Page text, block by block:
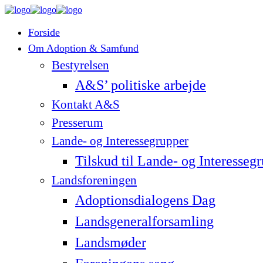
Forside
Om Adoption & Samfund
Bestyrelsen
A&S’ politiske arbejde
Kontakt A&S
Presserum
Lande- og Interessegrupper
Tilskud til Lande- og
Landsforeningen
Adoptionsdialogens Dag
Landsgeneralforsamling
Landsmøder